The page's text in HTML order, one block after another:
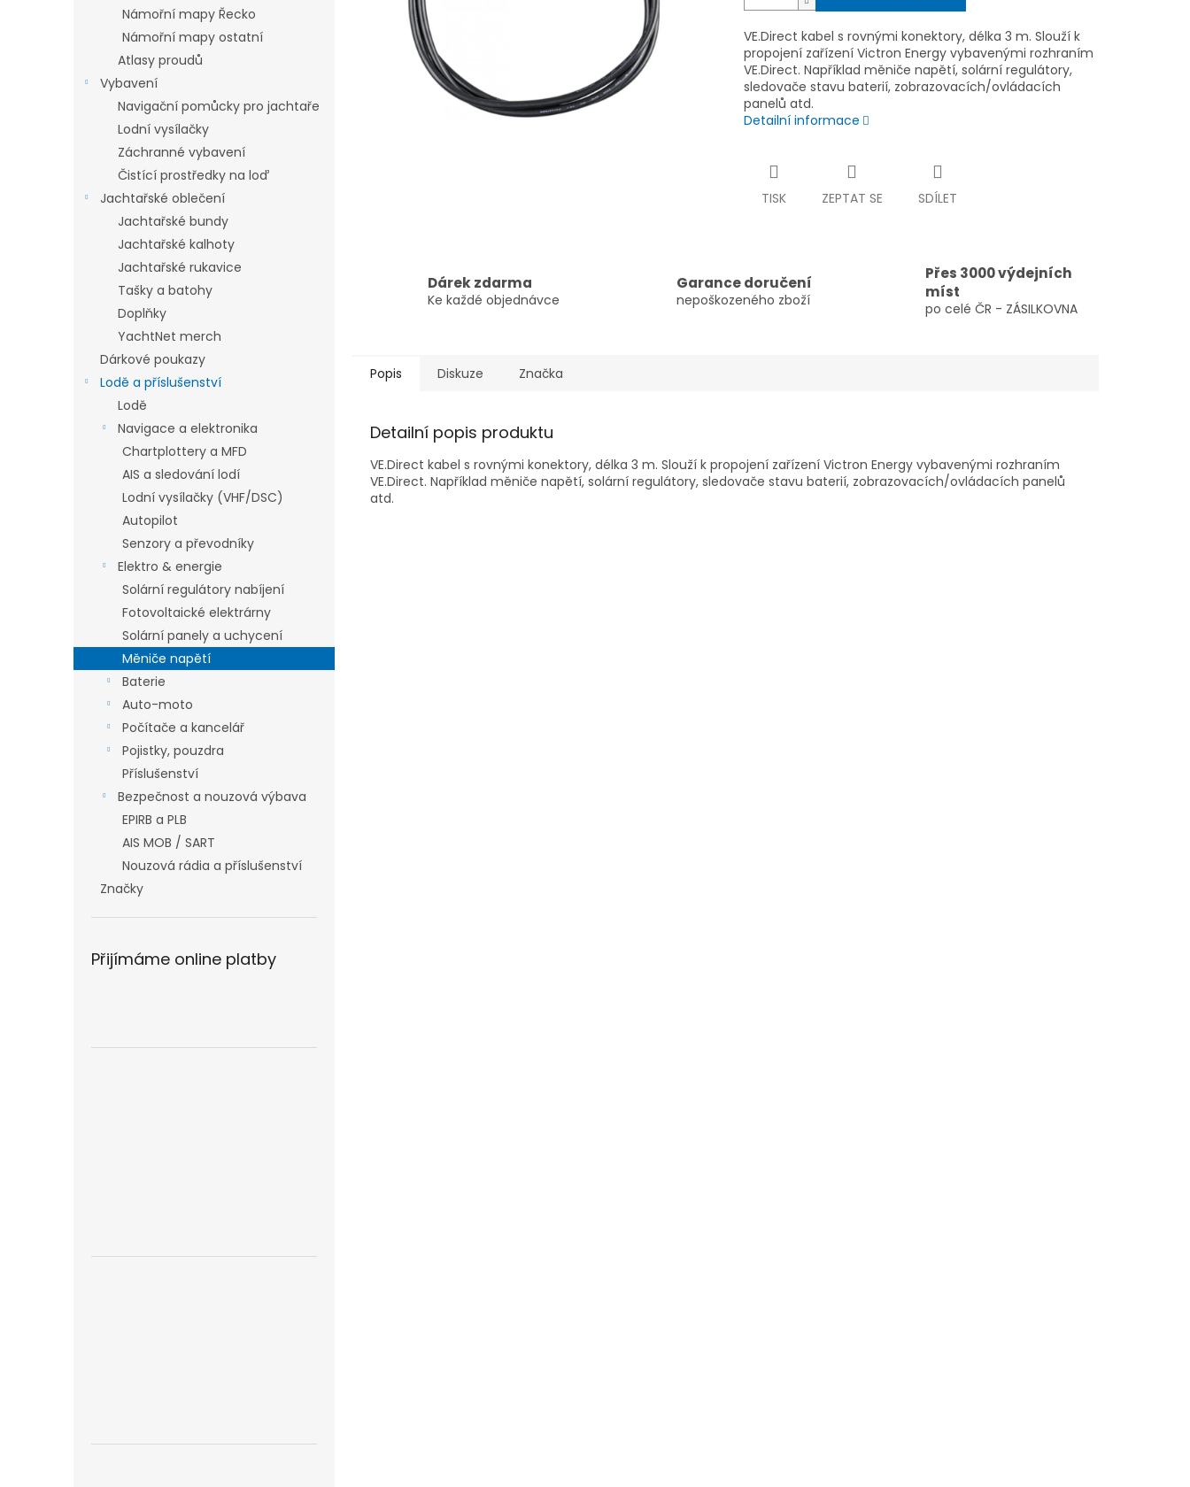
Námořní mapy Řecko
Námořní mapy ostatní
Atlasy proudů
Vybavení
Navigační pomůcky pro jachtaře
Lodní vysílačky
Záchranné vybavení
Čistící prostředky na loď
Jachtařské oblečení
Jachtařské bundy
Jachtařské kalhoty
Jachtařské rukavice
Tašky a batohy
Doplňky
YachtNet merch
Dárkové poukazy
Lodě a příslušenství
Lodě
Navigace a elektronika
Chartplottery a MFD
AIS a sledování lodí
Lodní vysílačky (VHF/DSC)
Autopilot
Senzory a převodníky
Elektro & energie
Solární regulátory nabíjení
Fotovoltaické elektrárny
Solární panely a uchycení
Měniče napětí
Baterie
Auto-moto
Počítače a kancelář
Pojistky, pouzdra
Příslušenství
Bezpečnost a nouzová výbava
EPIRB a PLB
AIS MOB / SART
Nouzová rádia a příslušenství
Značky
Přijímáme online platby
VE.Direct kabel s rovnými konektory, délka 3 m. Slouží k
propojení zařízení Victron Energy vybavenými rozhraním
VE.Direct. Například měniče napětí, solární regulátory,
sledovače stavu baterií, zobrazovacích/ovládacích
panelů atd.
Detailní informace
TISK ZEPTAT SE SDÍLET
Dárek zdarma
Ke každé objednávce
Garance doručení
nepoškozeného zboží
Přes 3000 výdejních
míst
po celé ČR - ZÁSILKOVNA
Popis Diskuze Značka
Detailní popis produktu
VE.Direct kabel s rovnými konektory, délka 3 m. Slouží k propojení zařízení Victron Energy vybavenými rozhraním
VE.Direct. Například měniče napětí, solární regulátory, sledovače stavu baterií, zobrazovacích/ovládacích panelů
atd.